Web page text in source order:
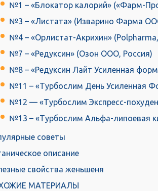
№1 – «Блокатор калорий» («Фарм-
№3 – «Листата» (Изварино Фарма
№4 – «Орлистат-Акрихин»
№7 – «Редуксин» (Озон ООО, Россия)
№8 – «Редуксин Лайт Усиленная
№11 – «Турбослим День Усиленная
№12 — «Турбослим Экспресс-
№13 – «Турбослим Альфа-липоевая
советы
описание
свойства женьшеня
МАТЕРИАЛЫ